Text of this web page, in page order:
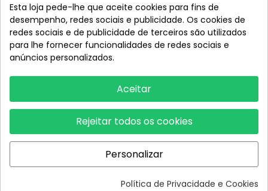
DJI OSMO NANO
321,00 € 289,00 €
Quem somos?
Porquê comprar na DJI Store
Esta loja pede-lhe que aceite cookies para fins de
desempenho, redes sociais e publicidade. Os cookies de
redes sociais e de publicidade de terceiros são utilizados
para lhe fornecer funcionalidades de redes sociais e
anúncios personalizados.
Aceitar
Rejeitar todos os cookies
Personalizar
Política de Privacidade e Cookies